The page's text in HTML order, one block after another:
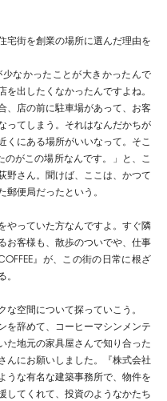
宅街を創業の場所に選んだ理由を
なかったことが大きかったんで
出したくなかったんですよね。
、店の前に駐車場があって、お客
ってしまう。それはなんだかちが
にある場所がいいなって。そこ
がこの場所なんです。」と、こ
野さん。聞けば、ここは、かつて
便局だったという。
やっていた方なんですよ。すぐ隣
お客様も、散歩のついでや、仕事
』が、この街の日常に根ざ
空間について探っていこう。
を辞めて、コーヒーマシンメンテ
た地元の家具屋さんで知り合った
んにお願いしました。『株式会社
うな有名な建築事務所で、物件を
してくれて、投資のようなかたち